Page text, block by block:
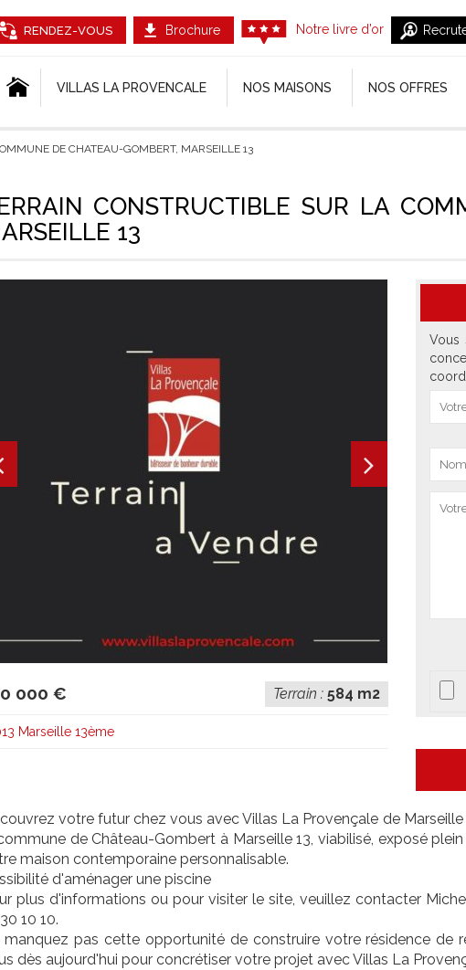
RENDEZ-VOUS Brochure Notre livre d’or
VILLAS LA PROVENCALE NOS MAISONS NOS OFFRES
DE CHATEAU-GOMBERT, MARSEILLE 13
CONSTRUCTIBLE SUR LA
13
000 € Terrain : 584 m2
Marseille 13ème
Vous
votre futur chez vous avec Villas La Provençale de
de Château-Gombert à Marseille 13, viabilisé, exposé
maison contemporaine personnalisable.
d'aménager une piscine
plus d'informations ou pour visiter le site, veuillez contacter
10 10.
manquez pas cette opportunité de construire votre résidence de
dès aujourd'hui pour concrétiser votre projet avec Villas La